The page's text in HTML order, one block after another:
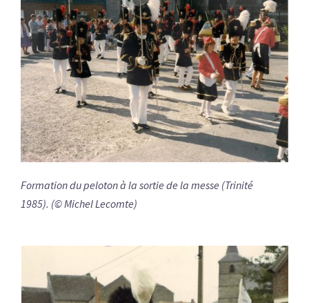
Formation du peloton à la sortie de la messe (Trinité
1985). (© Michel Lecomte)